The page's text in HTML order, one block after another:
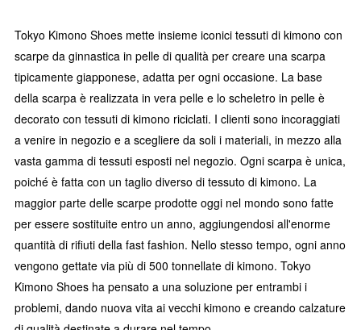
Tokyo Kimono Shoes mette insieme iconici tessuti di kimono con
scarpe da ginnastica in pelle di qualità per creare una scarpa
tipicamente giapponese, adatta per ogni occasione. La base
della scarpa è realizzata in vera pelle e lo scheletro in pelle è
decorato con tessuti di kimono riciclati. I clienti sono incoraggiati
a venire in negozio e a scegliere da soli i materiali, in mezzo alla
vasta gamma di tessuti esposti nel negozio. Ogni scarpa è unica,
poiché è fatta con un taglio diverso di tessuto di kimono. La
maggior parte delle scarpe prodotte oggi nel mondo sono fatte
per essere sostituite entro un anno, aggiungendosi all'enorme
quantità di rifiuti della fast fashion. Nello stesso tempo, ogni anno
vengono gettate via più di 500 tonnellate di kimono. Tokyo
Kimono Shoes ha pensato a una soluzione per entrambi i
problemi, dando nuova vita ai vecchi kimono e creando calzature